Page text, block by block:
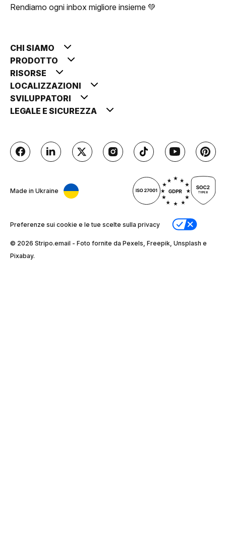
Rendiamo ogni inbox migliore insieme 💚
CHI SIAMO
PRODOTTO
RISORSE
LOCALIZZAZIONI
SVILUPPATORI
LEGALE E SICUREZZA
Made in Ukraine
Preferenze sui cookie e le tue scelte sulla privacy
© 2026 Stripо.email - Foto fornite da Pexels, Freepik, Unsplash e
Pixabay.